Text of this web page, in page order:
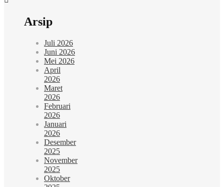
Arsip
Juli 2026
Juni 2026
Mei 2026
April
2026
Maret
2026
Februari
2026
Januari
2026
Desember
2025
November
2025
Oktober